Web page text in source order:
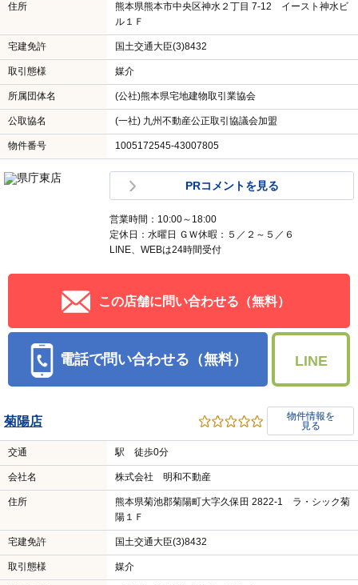
住所
熊本県熊本市中央区神水２丁目 7-12 イースト神水ビ
ル１Ｆ
宅建免許 国土交通大臣(3)8432
取引態様 媒介
所属団体名 (公社)熊本県宅地建物取引業協会
公取協名 (一社) 九州不動産公正取引協議会加盟
物件番号 1005172545-43007805
PRコメントを見る
営業時間：10:00～18:00
定休日：水曜日 ＧＷ休暇：５／２～５／６
LINE、WEBは24時間受付
この店舗に問い合わせる（無料）
電話で問い合わせる（無料） LINE
菊陽店
物件情報を
見る
交通 駅 徒歩0分
会社名 株式会社 明和不動産
住所
熊本県菊池郡菊陽町大字久保田 2822-1 ラ・シック菊
陽１Ｆ
宅建免許 国土交通大臣(3)8432
取引態様 媒介